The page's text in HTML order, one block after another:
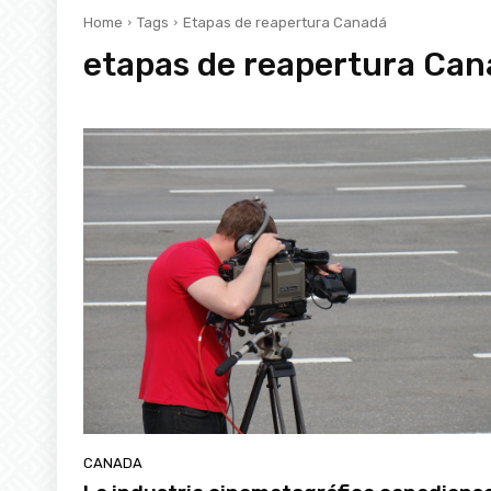
Home Tags Etapas de reapertura Canadá
etapas de reapertura
CANADA